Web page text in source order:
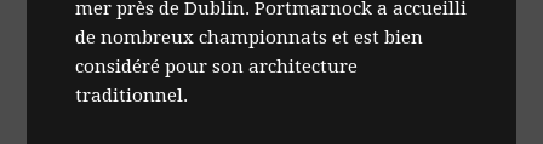
mer près de Dublin. Portmarnock a accueilli
de nombreux championnats et est bien
considéré pour son architecture
traditionnel.